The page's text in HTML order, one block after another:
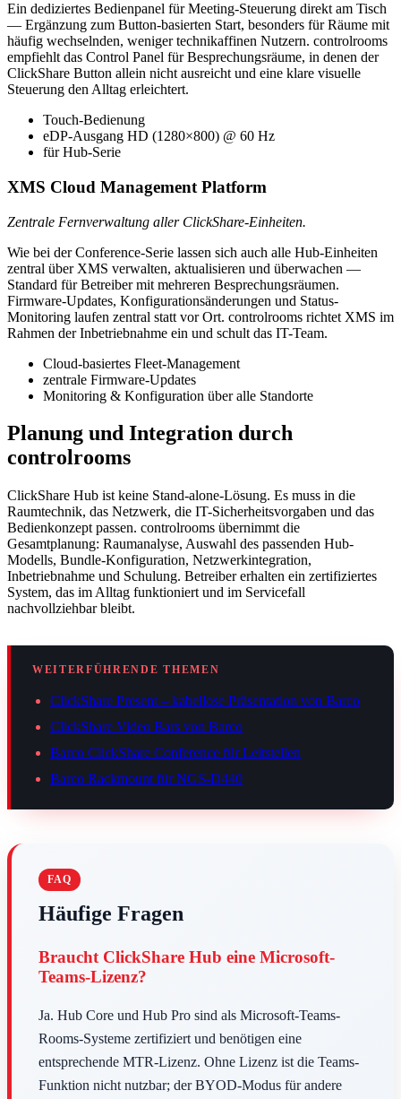
Ein dediziertes Bedienpanel für Meeting-Steuerung direkt am Tisch
— Ergänzung zum Button-basierten Start, besonders für Räume mit
häufig wechselnden, weniger technikaffinen Nutzern. controlrooms
empfiehlt das Control Panel für Besprechungsräume, in denen der
ClickShare Button allein nicht ausreicht und eine klare visuelle
Steuerung den Alltag erleichtert.
Touch-Bedienung
eDP-Ausgang HD (1280×800) @ 60 Hz
für Hub-Serie
XMS Cloud Management Platform
Zentrale Fernverwaltung aller ClickShare-Einheiten.
Wie bei der Conference-Serie lassen sich auch alle Hub-Einheiten
zentral über XMS verwalten, aktualisieren und überwachen —
Standard für Betreiber mit mehreren Besprechungsräumen.
Firmware-Updates, Konfigurationsänderungen und Status-
Monitoring laufen zentral statt vor Ort. controlrooms richtet XMS im
Rahmen der Inbetriebnahme ein und schult das IT-Team.
Cloud-basiertes Fleet-Management
zentrale Firmware-Updates
Monitoring & Konfiguration über alle Standorte
Planung und Integration durch
controlrooms
ClickShare Hub ist keine Stand-alone-Lösung. Es muss in die
Raumtechnik, das Netzwerk, die IT-Sicherheitsvorgaben und das
Bedienkonzept passen. controlrooms übernimmt die
Gesamtplanung: Raumanalyse, Auswahl des passenden Hub-
Modells, Bundle-Konfiguration, Netzwerkintegration,
Inbetriebnahme und Schulung. Betreiber erhalten ein zertifiziertes
System, das im Alltag funktioniert und im Servicefall
nachvollziehbar bleibt.
WEITERFÜHRENDE THEMEN
ClickShare Present – kabellose Präsentation von Barco
ClickShare Video Bars von Barco
Barco ClickShare Conference für Leitstellen
Barco Rackmount für NGS-D440
Häufige Fragen
Braucht ClickShare Hub eine Microsoft-
Teams-Lizenz?
Ja. Hub Core und Hub Pro sind als Microsoft-Teams-
Rooms-Systeme zertifiziert und benötigen eine
entsprechende MTR-Lizenz. Ohne Lizenz ist die Teams-
Funktion nicht nutzbar; der BYOD-Modus für andere